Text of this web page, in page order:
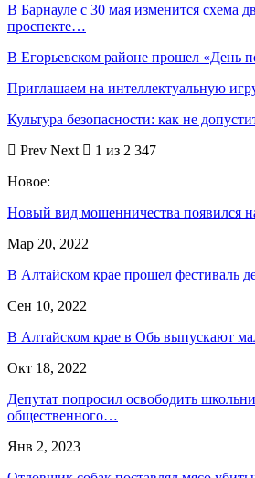
В Барнауле с 30 мая изменится схема
проспекте…
В Егорьевском районе прошел «День
Приглашаем на интеллектуальную
Культура безопасности: как не
Prev Next
1 из 2 347
Новое:
Новый вид мошенничества появился
Мар 20, 2022
В Алтайском крае прошел фестиваль
Сен 10, 2022
В Алтайском крае в Обь выпускают
Окт 18, 2022
Депутат попросил освободить
общественного…
Янв 2, 2023